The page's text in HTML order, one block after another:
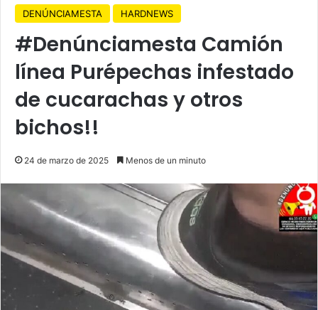
DENÚNCIAMESTA HARDNEWS
#Denúnciamesta Camión
línea Purépechas infestado
de cucarachas y otros
bichos!!
24 de marzo de 2025 Menos de un minuto